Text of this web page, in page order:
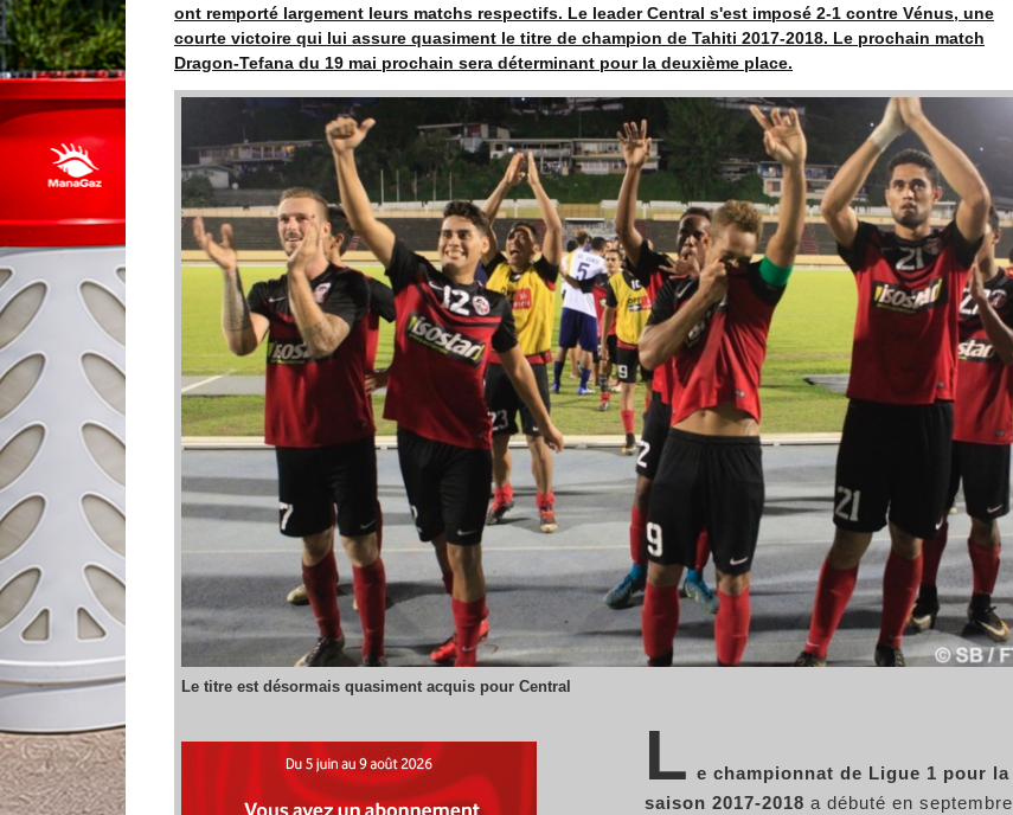
ont remporté largement leurs matchs respectifs. Le leader Central s'est imposé 2-1 contre Vénus, une
courte victoire qui lui assure quasiment le titre de champion de Tahiti 2017-2018. Le prochain match
Dragon-Tefana du 19 mai prochain sera déterminant pour la deuxième place.
Le titre est désormais quasiment acquis pour Central
L e championnat de Ligue 1 pour la
saison 2017-2018 a débuté en septembre